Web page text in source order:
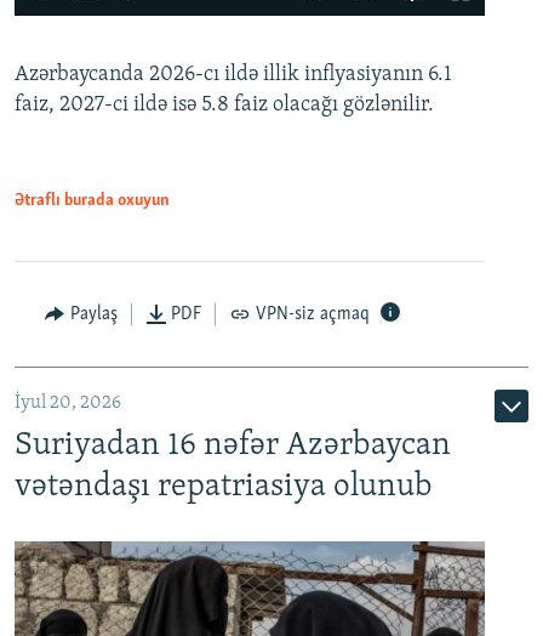
Auto
360p
480p
Azərbaycanda 2026-cı ildə illik inflyasiyanın 6.1
faiz, 2027-ci ildə isə 5.8 faiz olacağı gözlənilir.
Ətraflı burada oxuyun
Paylaş PDF VPN-siz açmaq
İyul 20, 2026
Suriyadan 16 nəfər Azərbaycan
vətəndaşı repatriasiya olunub